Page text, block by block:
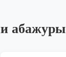
абажуры